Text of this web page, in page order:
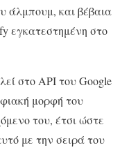
άλμπουμ, και βέβαια
εγκατεστημένη στο
στο API του Google
μορφή του
του, έτσι ώστε
με την σειρά του